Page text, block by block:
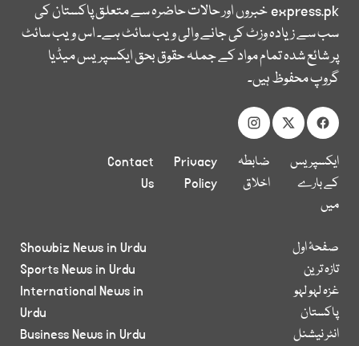
express.pkخبروں اور حالات حاضرہ سے متعلق پاکستان کی
سب سے زیادہ وزٹ کی جانے والی ویب سائٹ ہے۔ اس ویب سائٹ
پر شائع شدہ تمام مواد کے جملہ حقوق بحق ایکسپریس میڈیا
گروپ محفوظ ہیں۔
ایکسپریس
کے بارے
میں
ضابطہ
اخلاق
Privacy
Policy
Contact
Us
صفحۂ اول
تازہ ترین
غزہ لہو لہو
پاکستان
انٹر نیشنل
Showbiz News in Urdu
Sports News in Urdu
International News in
Urdu
Business News in Urdu